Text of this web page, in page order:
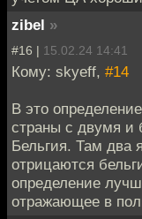
zibel »
#16 | 15.02.24 14:41
Кому: skyeff, #14
В это
страны с двумя и
Бельгия. Там два
отрицаются
определение
отражающее в